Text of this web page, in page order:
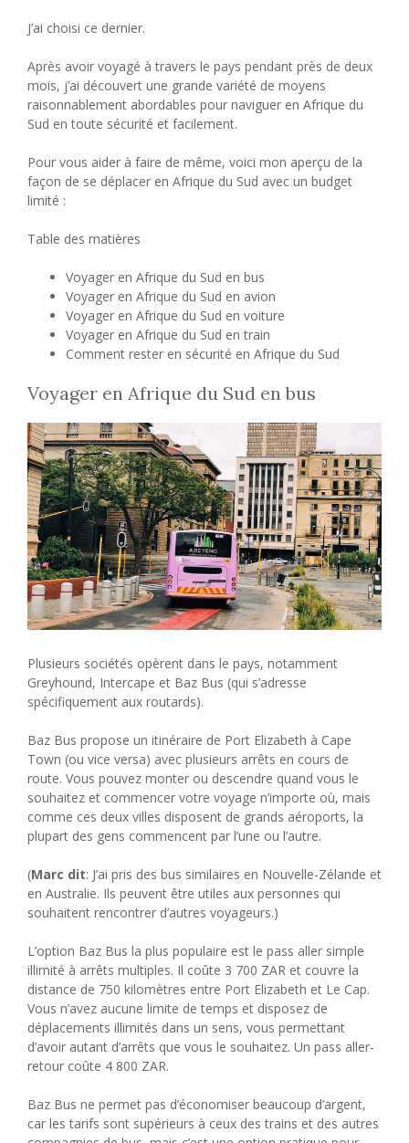
J’ai choisi ce dernier.
Après avoir voyagé à travers le pays pendant près de deux
mois, j’ai découvert une grande variété de moyens
raisonnablement abordables pour naviguer en Afrique du
Sud en toute sécurité et facilement.
Pour vous aider à faire de même, voici mon aperçu de la
façon de se déplacer en Afrique du Sud avec un budget
limité :
Table des matières
Voyager en Afrique du Sud en bus
Voyager en Afrique du Sud en avion
Voyager en Afrique du Sud en voiture
Voyager en Afrique du Sud en train
Comment rester en sécurité en Afrique du Sud
Voyager en Afrique du Sud en bus
Plusieurs sociétés opèrent dans le pays, notamment
Greyhound, Intercape et Baz Bus (qui s’adresse
spécifiquement aux routards).
Baz Bus propose un itinéraire de Port Elizabeth à Cape
Town (ou vice versa) avec plusieurs arrêts en cours de
route. Vous pouvez monter ou descendre quand vous le
souhaitez et commencer votre voyage n’importe où, mais
comme ces deux villes disposent de grands aéroports, la
plupart des gens commencent par l’une ou l’autre.
(Marc dit: J’ai pris des bus similaires en Nouvelle-Zélande et
en Australie. Ils peuvent être utiles aux personnes qui
souhaitent rencontrer d’autres voyageurs.)
L’option Baz Bus la plus populaire est le pass aller simple
illimité à arrêts multiples. Il coûte 3 700 ZAR et couvre la
distance de 750 kilomètres entre Port Elizabeth et Le Cap.
Vous n’avez aucune limite de temps et disposez de
déplacements illimités dans un sens, vous permettant
d’avoir autant d’arrêts que vous le souhaitez. Un pass aller-
retour coûte 4 800 ZAR.
Baz Bus ne permet pas d’économiser beaucoup d’argent,
car les tarifs sont supérieurs à ceux des trains et des autres